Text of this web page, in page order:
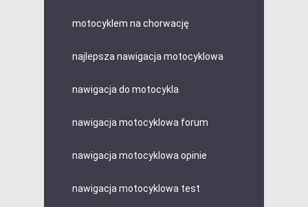
motocyklem na chorwację
najlepsza nawigacja motocyklowa
nawigacja do motocykla
nawigacja motocyklowa forum
nawigacja motocyklowa opinie
nawigacja motocyklowa test